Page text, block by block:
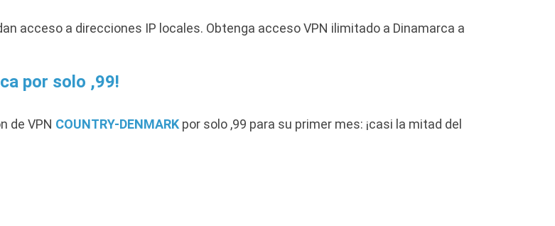
acceso a direcciones IP locales. Obtenga acceso VPN ilimitado a Dinamarca a
por solo ,99!
de VPN COUNTRY-DENMARK por solo ,99 para su primer mes: ¡casi la mitad del